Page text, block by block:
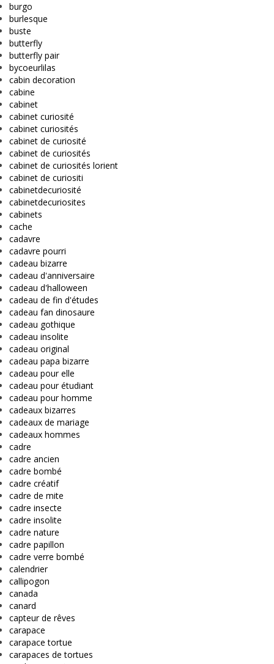
burgo
burlesque
buste
butterfly
butterfly pair
bycoeurlilas
cabin decoration
cabine
cabinet
cabinet curiosité
cabinet curiosités
cabinet de curiosité
cabinet de curiosités
cabinet de curiosités lorient
cabinet de curiositi
cabinetdecuriosité
cabinetdecuriosites
cabinets
cache
cadavre
cadavre pourri
cadeau bizarre
cadeau d'anniversaire
cadeau d'halloween
cadeau de fin d'études
cadeau fan dinosaure
cadeau gothique
cadeau insolite
cadeau original
cadeau papa bizarre
cadeau pour elle
cadeau pour étudiant
cadeau pour homme
cadeaux bizarres
cadeaux de mariage
cadeaux hommes
cadre
cadre ancien
cadre bombé
cadre créatif
cadre de mite
cadre insecte
cadre insolite
cadre nature
cadre papillon
cadre verre bombé
calendrier
callipogon
canada
canard
capteur de rêves
carapace
carapace tortue
carapaces de tortues